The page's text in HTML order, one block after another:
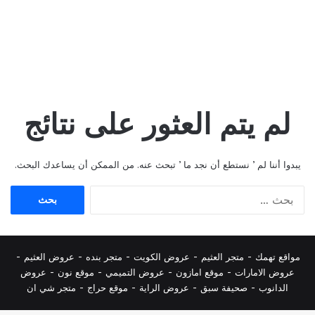
لم يتم العثور على نتائج
يبدوا أننا لم ’ نستطع أن نجد ما ’ تبحث عنه. من الممكن أن يساعدك البحث.
مواقع تهمك - متجر العثيم - عروض الكويت - متجر بنده - عروض العثيم -
عروض الامارات - موقع امازون - عروض التميمي - موقع نون - عروض
الدانوب - صحيفة سبق - عروض الراية - موقع حراج - متجر شي ان